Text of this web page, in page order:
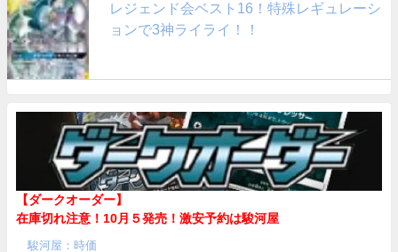
レジェンド会ベスト16！特殊レギュレーシ
ョンで3神ライライ！！
【ダークオーダー】
在庫切れ注意！10月５発売！ 激安予約は駿河屋
駿河屋：時価